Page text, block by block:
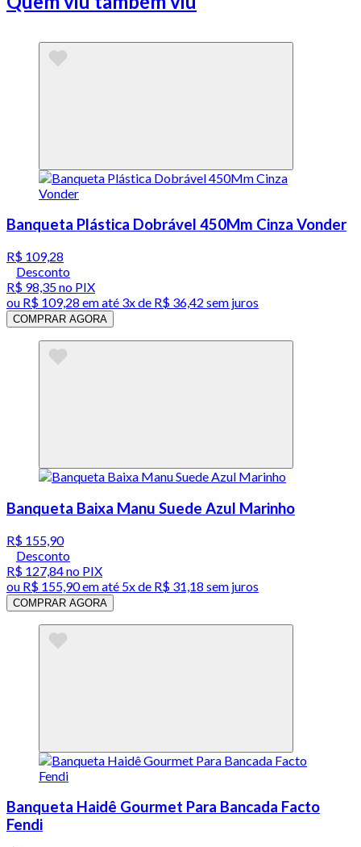
Banqueta Plástica Dobrável 450Mm Cinza Vonder
R$ 109,28
Desconto
R$ 98,35no PIX
ou R$ 109,28 em até 3x de R$ 36,42 sem juros
COMPRAR AGORA
Banqueta Baixa Manu Suede Azul Marinho
R$ 155,90
Desconto
R$ 127,84no PIX
ou R$ 155,90em até 5x de R$ 31,18 sem juros
COMPRAR AGORA
Banqueta Haidê Gourmet Para Bancada Facto
Fendi